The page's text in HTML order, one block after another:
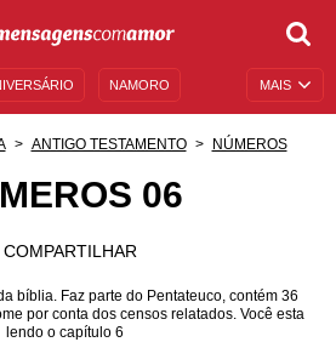
MAIS
NAMORO
ANTIGO TESTAMENTO NÚMEROS
06
COMPARTILHAR
bíblia. Faz parte do Pentateuco, contém 36
por conta dos censos relatados. Você esta
lendo o capítulo 6